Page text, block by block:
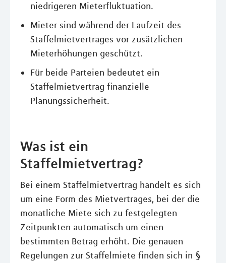
niedrigeren Mieterfluktuation.
Mieter sind während der Laufzeit des
Staffelmietvertrages vor zusätzlichen
Mieterhöhungen geschützt.
Für beide Parteien bedeutet ein
Staffelmietvertrag finanzielle
Planungssicherheit.
Was ist ein
Staffelmietvertrag?
Bei einem Staffelmietvertrag handelt es sich
um eine Form des Mietvertrages, bei der die
monatliche Miete sich zu festgelegten
Zeitpunkten automatisch um einen
bestimmten Betrag erhöht. Die genauen
Regelungen zur Staffelmiete finden sich in §